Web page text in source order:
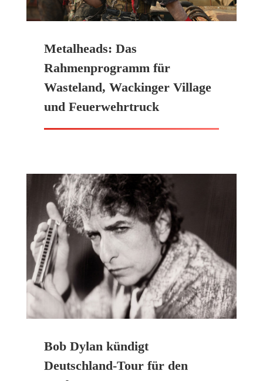
Metalheads: Das
Rahmenprogramm für
Wasteland, Wackinger Village
und Feuerwehrtruck
Bob Dylan kündigt
Deutschland-Tour für den